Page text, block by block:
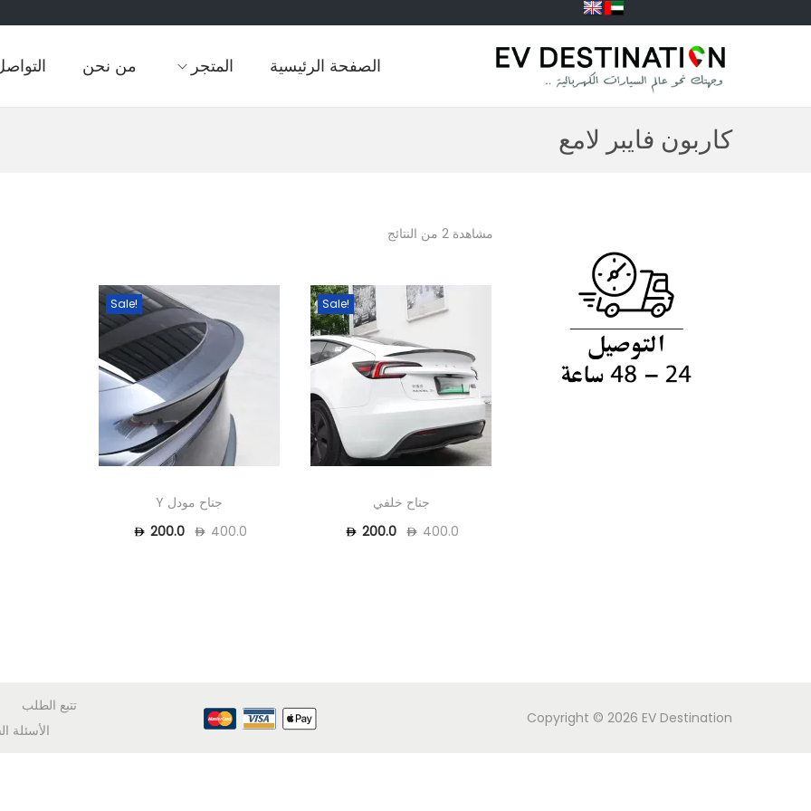
الصفحة الرئيسية المتجر من نحن
كاربون فايبر لامع
مشاهدة 2 من النتائج
Sale!
جناح خلفي
400.0
200.0
Sale!
جناح مودل Y
400.0
200.0
Copyright © 2026 EV Destination
تتبع الطلب
الأسئلة